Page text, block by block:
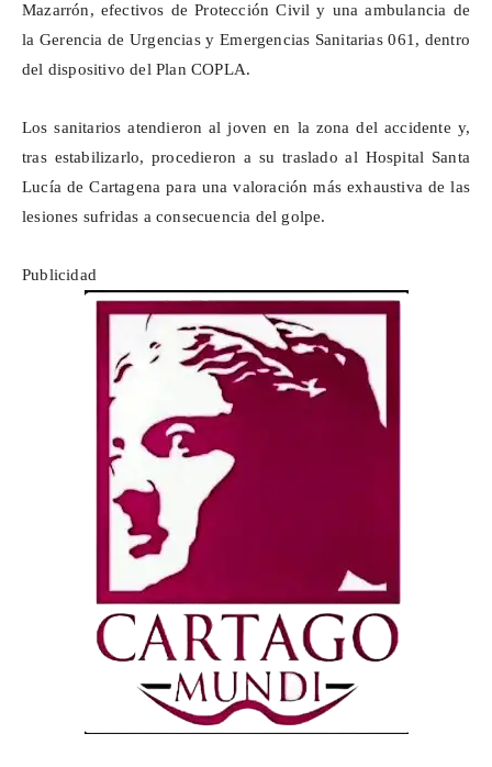
Mazarrón, efectivos de Protección Civil y una ambulancia de
la Gerencia de Urgencias y Emergencias Sanitarias 061, dentro
del dispositivo del Plan COPLA.
Los sanitarios atendieron al joven en la zona del accidente y,
tras estabilizarlo, procedieron a su traslado al Hospital Santa
Lucía de Cartagena para una valoración más exhaustiva de las
lesiones sufridas a consecuencia del golpe.
Publicidad